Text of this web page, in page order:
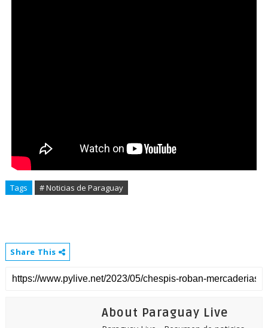
Tags # Noticias de Paraguay
Share This
About Paraguay Live